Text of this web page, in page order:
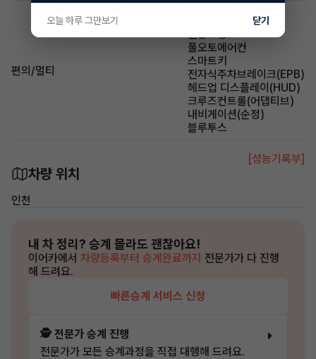
편의/멀티
USB
레인센서와이퍼
전동트렁크
풀오토에어컨
스마트키
전자식주차브레이크(EPB)
헤드업 디스플레이(HUD)
크루즈컨트롤(어댑티브)
내비게이션(순정)
블루투스
[성능기록부]
차량 위치
인천
내 차 정리? 승계 몰라도 괜찮아요!
이어카에서 차량등록부터 승계완료까지 전문가가 다 진행
해 드려요.
빠른승계 서비스 신청
🕵️ 전문가 승계 진행
전문가가 모든 승계과정을 직접 대행해 드려요.
오늘 하루 그만보기 닫기